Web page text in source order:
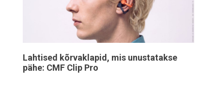
Lahtised kõrvaklapid, mis unustatakse
pähe: CMF Clip Pro